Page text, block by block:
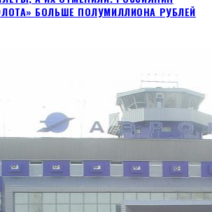
БОЛЬШЕ ПОЛУМИЛЛИОНА РУБЛЕЙ